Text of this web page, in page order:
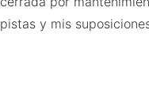
pistas y mis